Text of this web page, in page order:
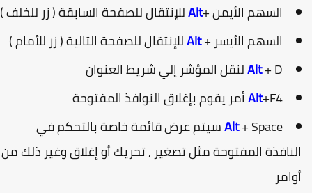
السهم الأيمن +Altللإنتقال للصفحة السابقة ( زر للخلف )
السهم الأيسر + Altللإنتقال للصفحة التالية ( زر للأمام )
Alt+ D لنقل المؤشر إلي شريط العنوان
Alt+F4 أمر يقوم بإغلاق النوافذ المفتوحة
Alt+ Space سيتم عرض قائمة خاصة بالتحكم في
المفتوحة مثل تصغير , تحريك أو إغلاق وغير ذلك من